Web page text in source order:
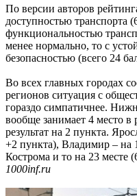
По версии авторов
доступностью транспорта
функциональностью
менее нормально, то с
безопасностью (всего 24
Во всех главных городах
регионов ситуация с
гораздо симпатичнее.
вообще занимает 4 место
результат на 2 пункта.
+2 пункта), Владимир – на
Кострома и то на 23 месте
1000inf.ru